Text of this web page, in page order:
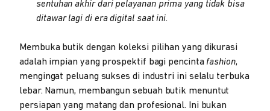
sentuhan akhir dari pelayanan prima yang tidak bisa
ditawar lagi di era digital saat ini.
Membuka butik dengan koleksi pilihan yang dikurasi
adalah impian yang prospektif bagi pencinta fashion,
mengingat peluang sukses di industri ini selalu terbuka
lebar. Namun, membangun sebuah butik menuntut
persiapan yang matang dan profesional. Ini bukan